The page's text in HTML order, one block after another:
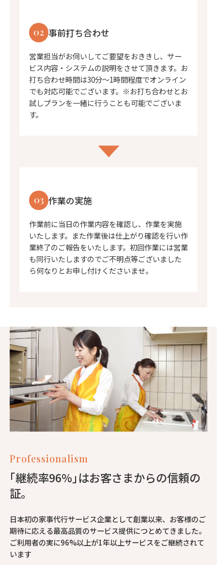
02 事前打ち合わせ
営業担当がお伺いしてご要望をおききし、サー
ビス内容・システムの説明をさせて頂きます。お
打ち合わせ時間は30分〜1時間程度でオンライン
でも対応可能でございます。※お打ち合わせとお
試しプランを一緒に行うことも可能でございま
す。
03 作業の実施
作業前に当日の作業内容を確認し、作業を実施
いたします。また作業後は仕上がり確認を行い作
業終了のご報告をいたします。初回作業には営業
も同行いたしますのでご不明点等ございました
ら何なりとお申し付けくださいませ。
Professionalism
｢継続率96%｣はお客さまからの信頼の
証。
日本初の家事代行サービス企業として創業以来、お客様のご
期待に応える最高品質のサービス提供につとめてきました。
ご利用者の実に96%以上が1年以上サービスをご継続されて
います